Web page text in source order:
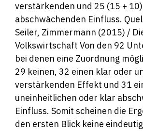
verstärkenden und 25 (15 +
abschwächenden Einfluss.
Seiler, Zimmermann (2015) /
Volkswirtschaft Von den 92
bei denen eine Zuordnung
29 keinen, 32 einen klar oder
verstärkenden Effekt und 31
uneinheitlichen oder klar
Einfluss. Somit scheinen die
den ersten Blick keine